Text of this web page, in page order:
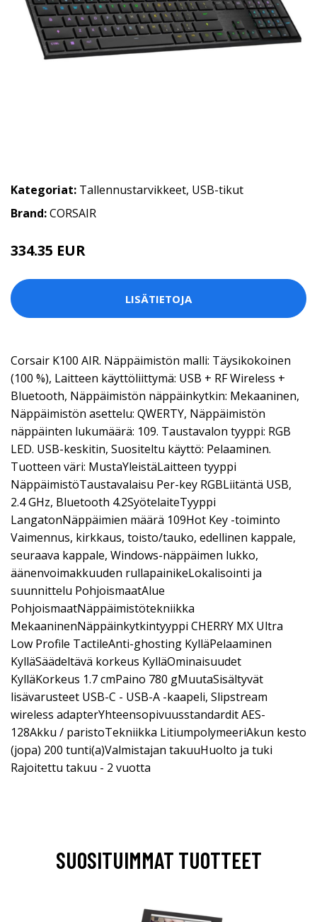
Kategoriat: Tallennustarvikkeet, USB-tikut
Brand:CORSAIR
334.35 EUR
LISÄTIETOJA
Corsair K100 AIR. Näppäimistön malli: Täysikokoinen
(100 %), Laitteen käyttöliittymä: USB + RF Wireless +
Bluetooth, Näppäimistön näppäinkytkin: Mekaaninen,
Näppäimistön asettelu: QWERTY, Näppäimistön
näppäinten lukumäärä: 109. Taustavalon tyyppi: RGB
LED. USB-keskitin, Suositeltu käyttö: Pelaaminen.
Tuotteen väri: MustaYleistäLaitteen tyyppi
NäppäimistöTaustavalaisu Per-key RGBLiitäntä USB,
2.4 GHz, Bluetooth 4.2SyötelaiteTyyppi
LangatonNäppäimien määrä 109Hot Key -toiminto
Vaimennus, kirkkaus, toisto/tauko, edellinen kappale,
seuraava kappale, Windows-näppäimen lukko,
äänenvoimakkuuden rullapainikeLokalisointi ja
suunnittelu PohjoismaatAlue
PohjoismaatNäppäimistötekniikka
MekaaninenNäppäinkytkintyyppi CHERRY MX Ultra
Low Profile TactileAnti-ghosting KylläPelaaminen
KylläSäädeltävä korkeus KylläOminaisuudet
KylläKorkeus 1.7 cmPaino 780 gMuutaSisältyvät
lisävarusteet USB-C - USB-A -kaapeli, Slipstream
wireless adapterYhteensopivuusstandardit AES-
128Akku / paristoTekniikka LitiumpolymeeriAkun kesto
(jopa) 200 tunti(a)Valmistajan takuuHuolto ja tuki
Rajoitettu takuu - 2 vuotta
SUOSITUIMMAT TUOTTEET